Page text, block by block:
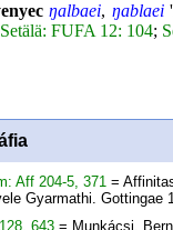
ŋalbaei, ŋablaei '
Setälä: FUFA 12: 104;
Aff 204-5, 371 =
Gyarmathi. Gottingae
643 = Munkácsi,